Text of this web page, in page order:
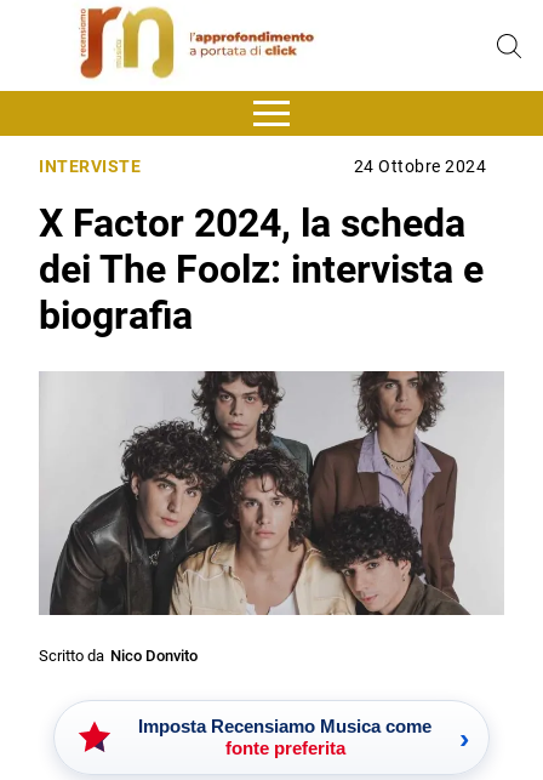
INTERVISTE 24 Ottobre 2024
X Factor 2024, la scheda
dei The Foolz: intervista e
biografia
Scritto da Nico Donvito
Imposta Recensiamo Musica come
fonte preferita
›